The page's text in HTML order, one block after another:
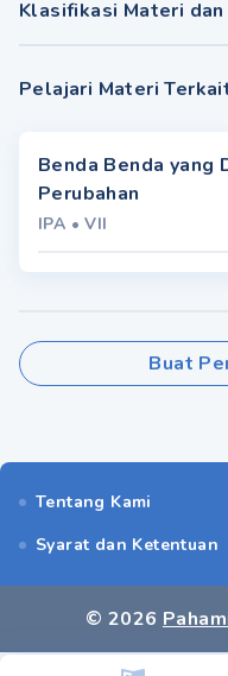
Klasifikasi Materi dan
Pelajari Materi
Benda Benda yang
Perubahan
IPA •VII
Buat
Tentang Kami
Syarat dan Ketentuan
© 2026